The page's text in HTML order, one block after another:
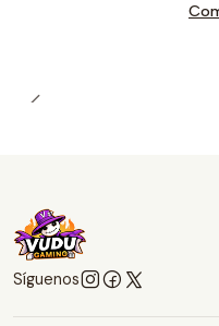
Síguenos